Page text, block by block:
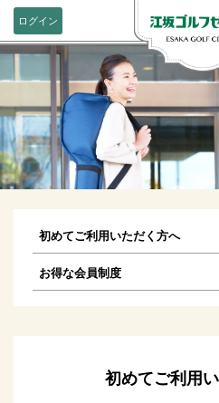
ログイン
初めてご利用いただく方へ
お得な会員制度
初めてご利用